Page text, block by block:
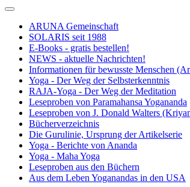
ARUNA Gemeinschaft
SOLARIS seit 1988
E-Books - gratis bestellen!
NEWS - aktuelle Nachrichten!
Informationen für bewusste Menschen
Yoga - Der Weg der Selbsterkenntnis
RAJA-Yoga - Der Weg der Meditation
Leseproben von Paramahansa Yogananda
Leseproben von J. Donald Walters
Bücherverzeichnis
Die Gurulinie, Ursprung der Artikelserie
Yoga - Berichte von Ananda
Yoga - Maha Yoga
Leseproben aus den Büchern
Aus dem Leben Yoganandas in den USA